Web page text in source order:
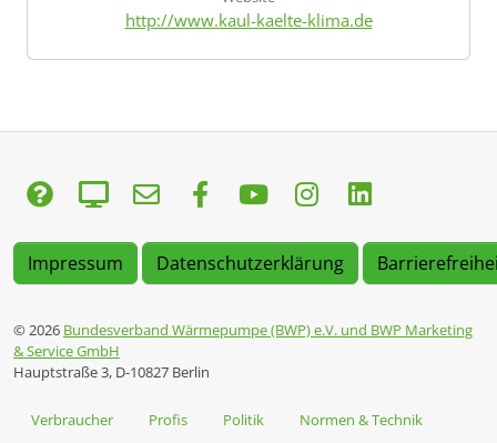
http://www.kaul-kaelte-klima.de
Impressum Datenschutzerklärung
© 2026 Bundesverband Wärmepumpe (BWP) e.V. und BWP Marketing
& Service GmbH
Hauptstraße 3, D-10827 Berlin
Verbraucher Profis Politik Normen & Technik